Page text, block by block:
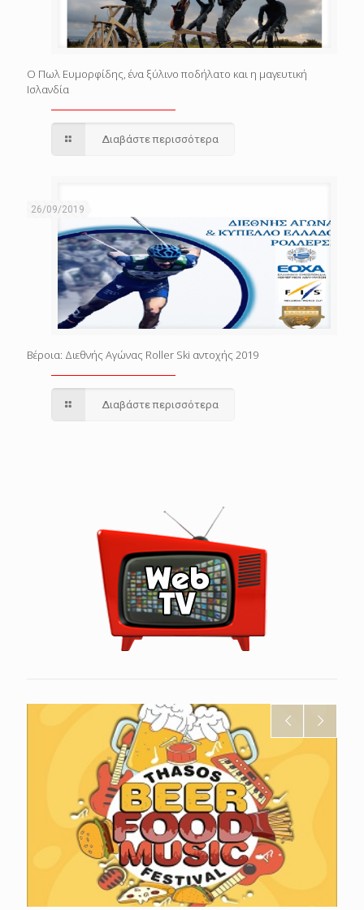
Ο Πωλ Ευμορφίδης, ένα ξύλινο ποδήλατο και η μαγευτική
Ισλανδία
Διαβάστε περισσότερα
26/09/2019
Βέροια: Διεθνής Αγώνας Roller Ski αντοχής 2019
Διαβάστε περισσότερα